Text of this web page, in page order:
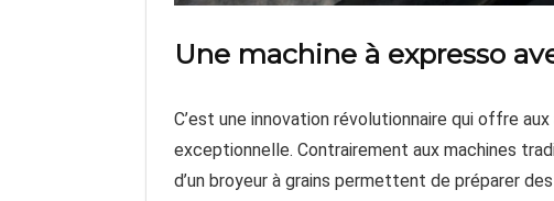
Une machine à expresso
C’est une innovation révolutionnaire qui offre
exceptionnelle. Contrairement aux machines
d’un broyeur à grains permettent de préparer